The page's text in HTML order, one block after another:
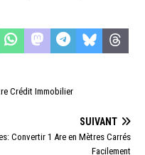
Crédit Immobilier
SUIVANT
Convertir 1 Are en Mètres Carrés
Facilement